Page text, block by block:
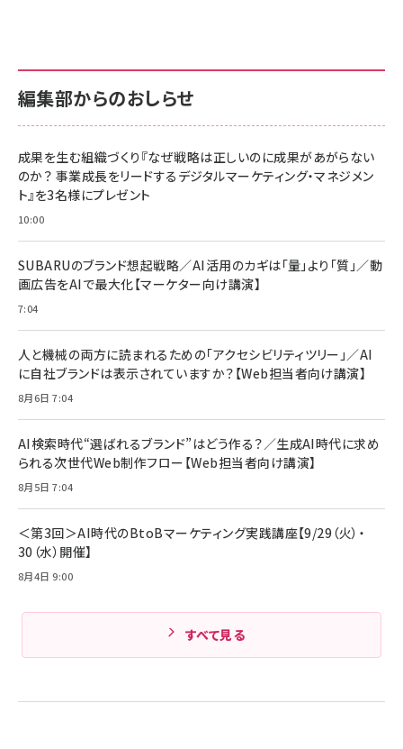
￥880
anan(アンアン)2026/06/24号 No.2500増刊
スペシャルエディション[王道エンタメの矜持／
￥1,100
anan(アンアン)2026/07/08号 No.2502[2026
￥880
ママ投資家が育休中に１億貯めた株式投資
組織の成果を最大化する ルールのデザイン
￥1,980
Amazonランキングをもっと見る
サポート正規品 メーカー保証5年 KLMEA128G
NIMASO ガラスフィルム iPhone 17 用 保護フィ
すい ガイド枠付き いPhone17 (6.3インチ) 対応
2枚セット DSP25F1698
￥1,599
￥6,980
全ワイヤレスイヤホン/アクティブノイズキャンセリ
技術基準適合】ブラック
￥5,990
ケーブル Anker絡まないケーブル 240W 結束バン
ド付き USB PD対応 シリコン素材採用 iPhone
17 / 16 / 15 / Galaxy iPad Pro MacBook
Pro/Air 各種対応 (1.8m ミッドナイトブラック)
￥1,890
サポート正規品 メーカー保証5年 KLMEA128G
Amazon eギフトカード - Amazonロゴ - クラ
￥5,000
Anker PowerLine III Flow USB-C & USB-C
Pro/Air 各種対応 (1.8m ミッドナイトブラック)
￥1,890
サッポロ 生ビール 黒ラベル 350ml 缶 24本 ビー
ル ケース買い【6/30応募〆切! 黒ラベルビヤセラー
￥4,857
編集部からのおしらせ
成果を生む組織づくり『なぜ戦略は正しいのに成果があがらない
のか？ 事業成長をリードするデジタルマーケティング・マネジメン
ト』を3名様にプレゼント
10:00
SUBARUのブランド想起戦略／AI活用のカギは「量」より「質」／動
画広告をAIで最大化【マーケター向け講演】
7:04
人と機械の両方に読まれるための「アクセシビリティツリー」／AI
に自社ブランドは表示されていますか？【Web担当者向け講演】
8月6日 7:04
AI検索時代“選ばれるブランド”はどう作る？／生成AI時代に求め
られる次世代Web制作フロー【Web担当者向け講演】
8月5日 7:04
＜第3回＞AI時代のBtoBマーケティング実践講座【9/29（火）・
30（水）開催】
8月4日 9:00
すべて見る